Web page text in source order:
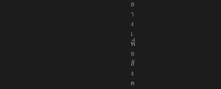
น
ก
ล
า
ง
เ
พื่
อ
สั